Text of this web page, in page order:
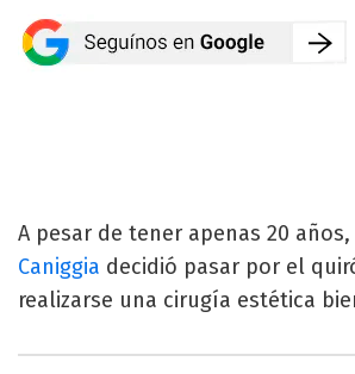
A pesar de tener apenas 20 años,
Caniggia decidió pasar por el
realizarse una cirugía estética